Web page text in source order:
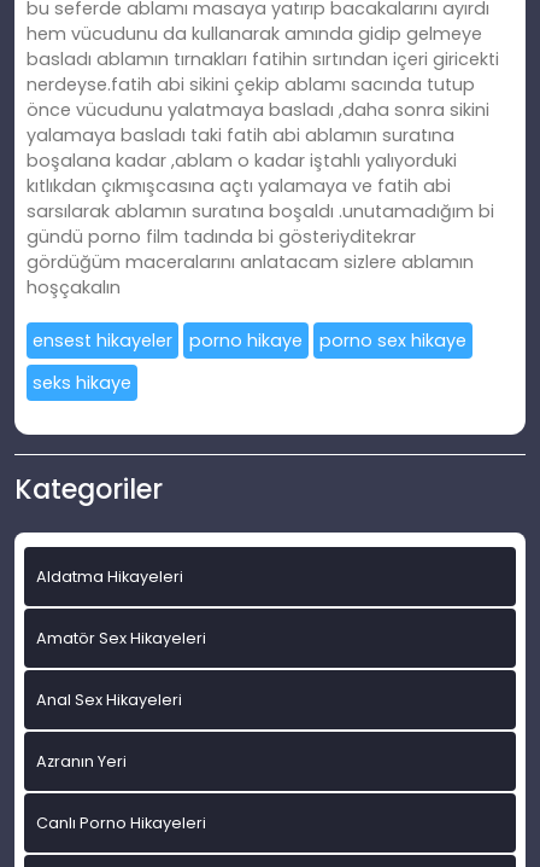
bu seferde ablamı masaya yatırıp bacakalarını ayırdı
hem vücudunu da kullanarak amında gidip gelmeye
basladı ablamın tırnakları fatihin sırtından içeri giricekti
nerdeyse.fatih abi sikini çekip ablamı sacında tutup
önce vücudunu yalatmaya basladı ,daha sonra sikini
yalamaya basladı taki fatih abi ablamın suratına
boşalana kadar ,ablam o kadar iştahlı yalıyorduki
kıtlıkdan çıkmışcasına açtı yalamaya ve fatih abi
sarsılarak ablamın suratına boşaldı .unutamadığım bi
gündü porno film tadında bi gösteriyditekrar
gördüğüm maceralarını anlatacam sizlere ablamın
hoşçakalın
ensest hikayeler porno hikaye
porno sex hikaye
seks hikaye
Kategoriler
Aldatma Hikayeleri
Amatör Sex Hikayeleri
Anal Sex Hikayeleri
Azranın Yeri
Canlı Porno Hikayeleri